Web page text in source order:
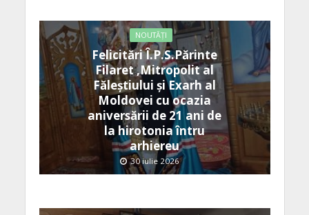
NOUTĂȚI
Felicitări Î.P.S.Părinte
Filaret ,Mitropolit al
Făleștiului și Exarh al
Moldovei cu ocazia
aniversării de 21 ani de
la hirotonia întru
arhiereu
30 iulie 2026